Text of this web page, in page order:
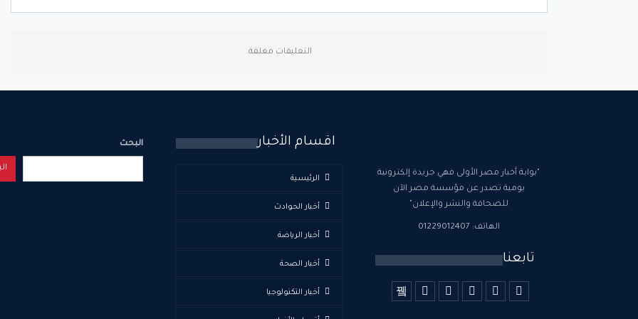
التعليقات مغلقة.
"بوابة أخبار مصر الأولى فهي جريدة إلكترونية
يومية تصدر عن مؤسسة مصر الآن
للصحافة والنشر والإعلان"
الهاتف: 01229012407
تابعنا
اقسام الأخبار
الرئيسية
أخبار الحوادث
أخبار الرياضة
أخبار الصحة
أخبار التكنولوجيا
البحث